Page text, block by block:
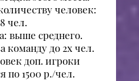
человек:
чел.
выше среднего.
команду до 2х чел.
доп. игроки
по 1500 р./чел.